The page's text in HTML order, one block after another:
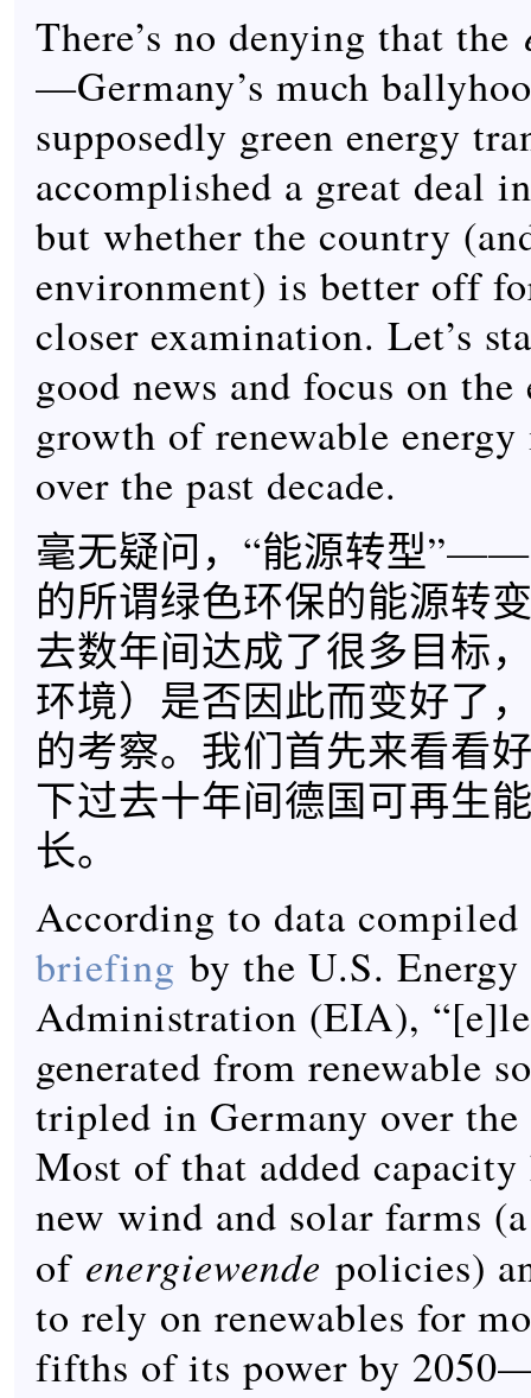
There’s no denying that the
—Germany’s much
supposedly green energy
accomplished a great deal
but whether the country
environment) is better off
closer examination. Let’s
good news and focus on
growth of renewable
over the past decade.
毫无疑问，“能源转型
的所谓绿色环保的能源
去数年间达成了很多目标
环境）是否因此而变好了
的考察。我们首先来看看
下过去十年间德国可再生
长。
According to data
briefing by the U.S.
Administration (EIA),
generated from renewable
tripled in Germany over the
Most of that added
new wind and solar farms
of energiewende policies)
to rely on renewables for
fifths of its power by